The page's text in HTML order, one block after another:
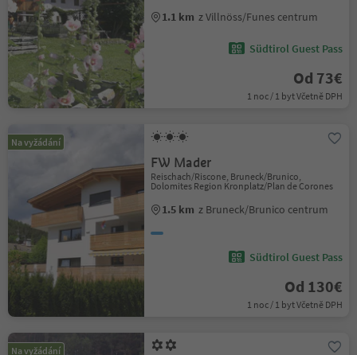
1.1 km z Villnöss/Funes centrum
Südtirol Guest Pass
Od 73€
1 noc / 1 byt Včetně DPH
Na vyžádání
FW Mader
Reischach/Riscone, Bruneck/Brunico,
Dolomites Region Kronplatz/Plan de Corones
1.5 km z Bruneck/Brunico centrum
Südtirol Guest Pass
Od 130€
1 noc / 1 byt Včetně DPH
Na vyžádání